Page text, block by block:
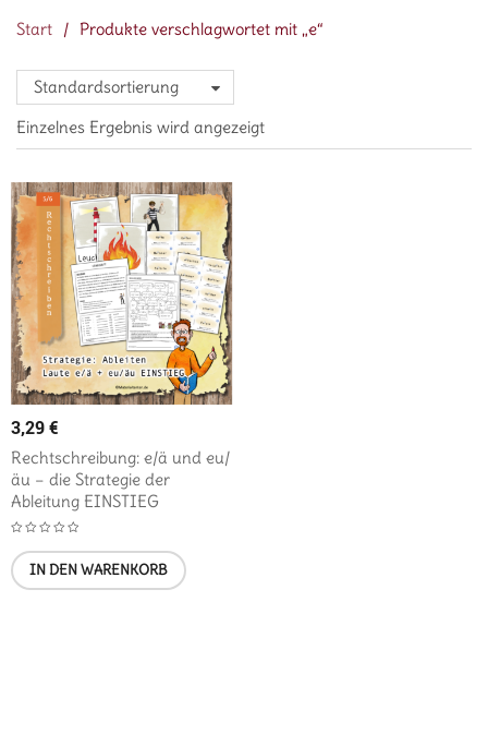
Start / Produkte verschlagwortet mit „e“
Standardsortierung
Einzelnes Ergebnis wird angezeigt
3,29€
Rechtschreibung: e/ä und eu/
äu – die Strategie der
Ableitung EINSTIEG
IN DEN WARENKORB